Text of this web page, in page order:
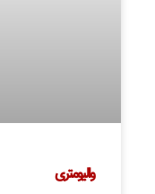
والیومتری